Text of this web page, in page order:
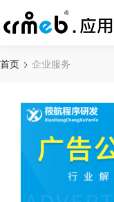
首页 企业服务